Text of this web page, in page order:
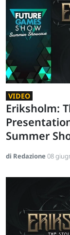
VIDEO
Eriksholm:
Summer
di Redazione08